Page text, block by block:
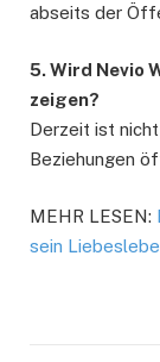
abseits der
5. Wird Nevio
zeigen?
Derzeit ist
Beziehungen
MEHR LESEN:
sein